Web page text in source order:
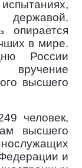
опирается
в мире.
России
вручение
высшего
человек,
высшего
и